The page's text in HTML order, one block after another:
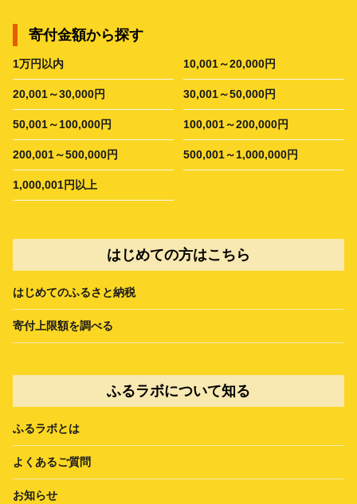
寄付金額から探す
1万円以内 10,001～20,000円
20,001～30,000円 30,001～50,000円
50,001～100,000円 100,001～200,000円
200,001～500,000円 500,001～1,000,000円
1,000,001円以上
はじめての方はこちら
はじめてのふるさと納税
寄付上限額を調べる
ふるラボについて知る
ふるラボとは
よくあるご質問
お知らせ